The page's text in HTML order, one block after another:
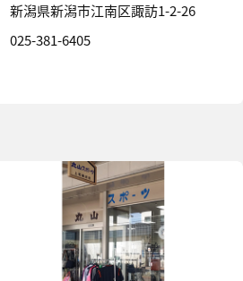
新潟県新潟市江南区諏訪1-2-26
025-381-6405